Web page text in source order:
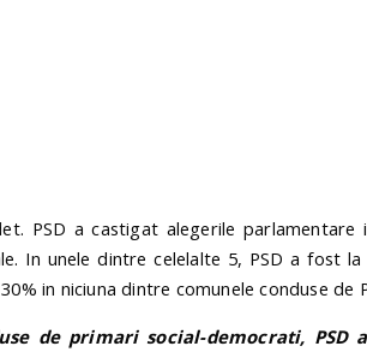
PSD a castigat alegerile parlamentare
In unele dintre celelalte 5, PSD a fost
in niciuna dintre comunele conduse de
de primari social-democrati, PSD